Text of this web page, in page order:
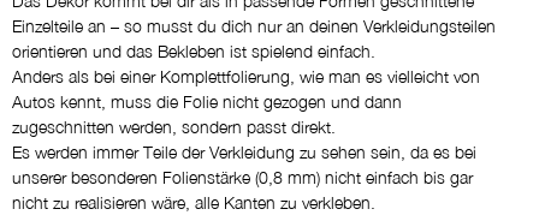
Einzelteile an – so musst du dich nur an deinen Verkleidungsteilen
orientieren und das Bekleben ist spielend einfach.
Anders als bei einer Komplettfolierung, wie man es vielleicht von
Autos kennt, muss die Folie nicht gezogen und dann
zugeschnitten werden, sondern passt direkt.
Es werden immer Teile der Verkleidung zu sehen sein, da es bei
unserer besonderen Folienstärke (0,8 mm) nicht einfach bis gar
nicht zu realisieren wäre, alle Kanten zu verkleben.